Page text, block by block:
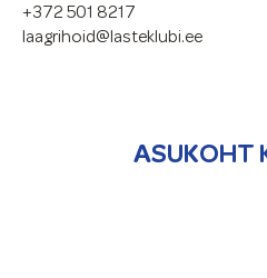
+372 501 8217
laagrihoid@lasteklubi.ee
ASUKOHT